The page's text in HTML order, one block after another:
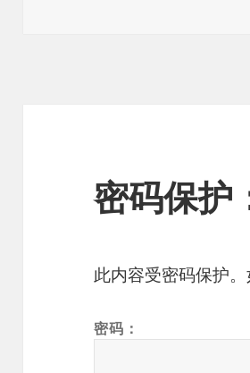
密码保护
此内容受密码保护
密码：